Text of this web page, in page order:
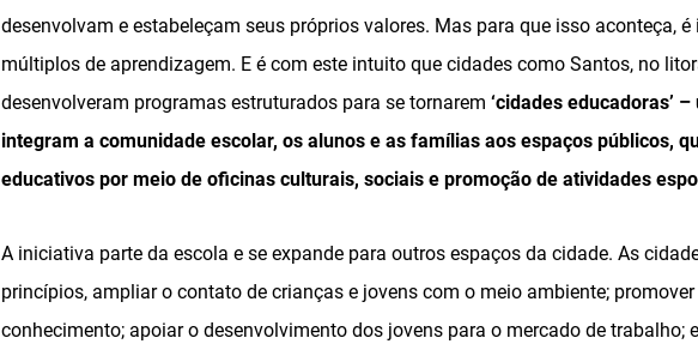
desenvolvam e estabeleçam seus próprios valores. Mas para que isso aconteça,
múltiplos de aprendizagem. E é com este intuito que cidades como Santos, no
desenvolveram programas estruturados para se tornarem ‘cidades educadoras’
integram a comunidade escolar, os alunos e as famílias aos espaços públicos,
educativos por meio de oficinas culturais, sociais e promoção de atividades
A iniciativa parte da escola e se expande para outros espaços da cidade. As
princípios, ampliar o contato de crianças e jovens com o meio ambiente;
conhecimento; apoiar o desenvolvimento dos jovens para o mercado de trabalho;